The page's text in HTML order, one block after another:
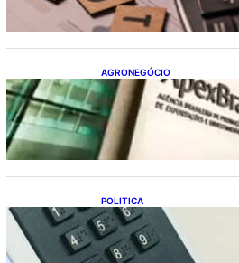
AGRONEGÓCIO
Outlook Agro Brasil:
inovação pautam
agronegócio
POLITICA
Viracasacas? Em
votaram mais em
no 2º